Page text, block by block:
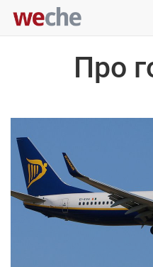
Про